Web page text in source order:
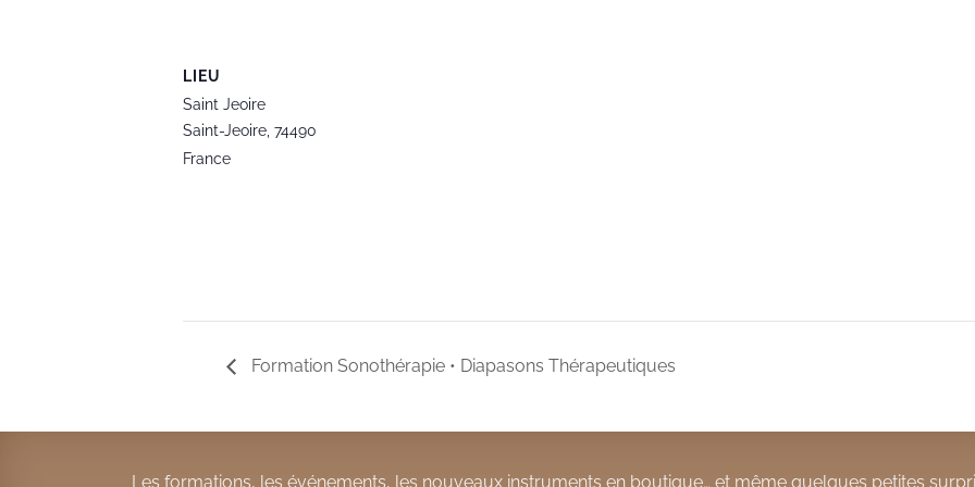
LIEU
Saint Jeoire
Saint-Jeoire, 74490
France
Formation Sonothérapie • Diapasons Thérapeutiques
Les formations, les événements, les nouveaux instruments en boutique… et même quelques petites